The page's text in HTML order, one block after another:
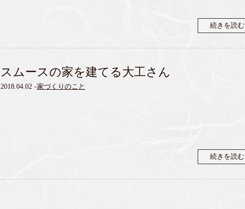
続きを読む
スムースの家を建てる大工さん
2018.04.02 -家づくりのこと
続きを読む